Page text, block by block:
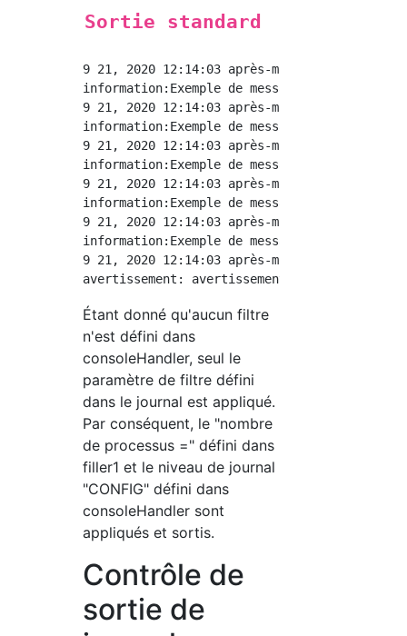
Sortie standard
9 21, 2020 12:14:03 après-
information:Exemple de message,Nombre de
9 21, 2020 12:14:03 après-
information:Exemple de message,Nombre de
9 21, 2020 12:14:03 après-
information:Exemple de message,Nombre de
9 21, 2020 12:14:03 après-
information:Exemple de message,Nombre de
9 21, 2020 12:14:03 après-
information:Exemple de message,Nombre de
9 21, 2020 12:14:03 après-
Étant donné qu'aucun filtre
n'est défini dans
consoleHandler, seul le
paramètre de filtre défini
dans le journal est appliqué.
Par conséquent, le "nombre
de processus =" défini dans
filler1 et le niveau de journal
"CONFIG" défini dans
consoleHandler sont
appliqués et sortis.
Contrôle de
sortie de